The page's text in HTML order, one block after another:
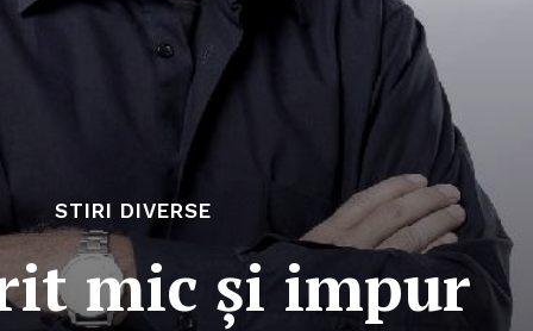
STIRI DIVERSE
mic și impur